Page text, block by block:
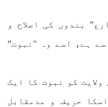
بندوں کی اصلاح و
ہے، اسے وہ "نبوت”
کو نبوت کا ایک
حریف و مدمقابل